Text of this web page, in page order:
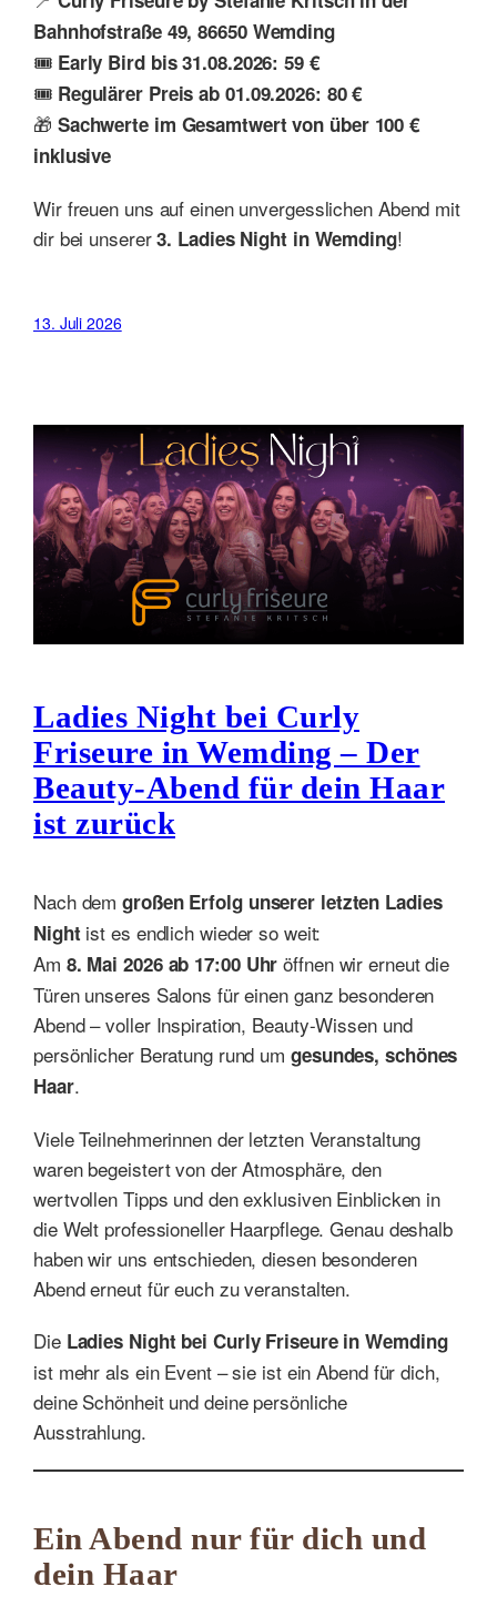
Bahnhofstraße 49, 86650 Wemding
🎟 Early Bird bis 31.08.2026: 59 €
🎟 Regulärer Preis ab 01.09.2026: 80 €
🎁 Sachwerte im Gesamtwert von über 100 €
inklusive
Wir freuen uns auf einen unvergesslichen Abend mit
dir bei unserer3. Ladies Night in Wemding!
13. Juli 2026
Ladies Night bei Curly
Friseure in Wemding – Der
Beauty-Abend für dein Haar
ist zurück
Nach demgroßen Erfolg unserer letzten Ladies
Nightist es endlich wieder so weit:
Am 8. Mai 2026 ab 17:00 Uhr öffnen wir erneut die
Türen unseres Salons für einen ganz besonderen
Abend – voller Inspiration, Beauty-Wissen und
persönlicher Beratung rund um gesundes, schönes
Haar.
Viele Teilnehmerinnen der letzten Veranstaltung
waren begeistert von der Atmosphäre, den
wertvollen Tipps und den exklusiven Einblicken in
die Welt professioneller Haarpflege. Genau deshalb
haben wir uns entschieden, diesen besonderen
Abend erneut für euch zu veranstalten.
Die Ladies Night bei Curly Friseure in Wemding
ist mehr als ein Event – sie ist ein Abend für dich,
deine Schönheit und deine persönliche
Ausstrahlung.
Ein Abend nur für dich und
dein Haar